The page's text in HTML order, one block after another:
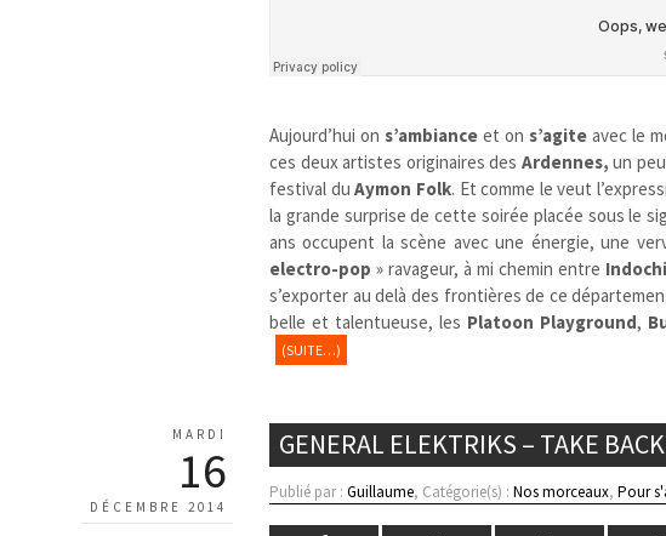
Aujourd’hui ons’ambiance et ons’agite avec le
ces deux artistes originaires des Ardennes, un
festival duAymon Folk. Et comme le veut
la grande surprise de cette soirée placée sous le
ans occupent la scène avec une énergie, une
electro-pop » ravageur, à mi chemin entre
s’exporter au delà des frontières de ce
belle et talentueuse, les Platoon Playground,
(SUITE…)
MARDI
16
DÉCEMBRE 2014
GENERAL ELEKTRIKS – TAKE
Publié par :Guillaume, Catégorie(s) :Nos morceaux,Pour